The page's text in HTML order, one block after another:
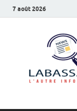
7 août 2026